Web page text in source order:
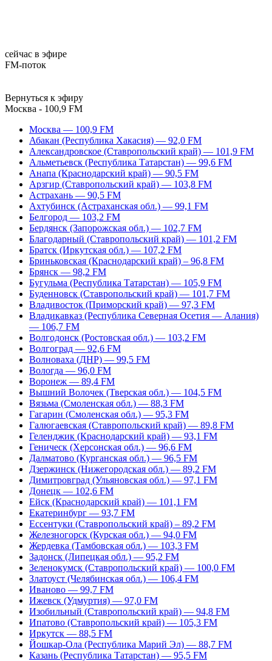
сейчас в эфире
FM-поток
Вернуться к эфиру
Москва - 100,9 FM
Москва — 100,9 FM
Абакан (Республика Хакасия) — 92,0 FM
Александровское (Ставропольский край) — 101,9 FM
Альметьевск (Республика Татарстан) — 99,6 FM
Анапа (Краснодарский край) — 90,5 FM
Арзгир (Ставропольский край) — 103,8 FM
Астрахань — 90,5 FM
Ахтубинск (Астраханская обл.) — 99,1 FM
Белгород — 103,2 FM
Бердянск (Запорожская обл.) — 102,7 FM
Благодарный (Ставропольский край) — 101,2 FM
Братск (Иркутская обл.) — 107,2 FM
Бриньковская (Краснодарский край) – 96,8 FM
Брянск — 98,2 FM
Бугульма (Республика Татарстан) — 105,9 FM
Буденновск (Ставропольский край) — 101,7 FM
Владивосток (Приморский край) — 97,3 FM
Владикавказ (Республика Северная Осетия — Алания)
— 106,7 FM
Волгодонск (Ростовская обл.) — 103,2 FM
Волгоград — 92,6 FM
Волноваха (ДНР) — 99,5 FM
Вологда — 96,0 FM
Воронеж — 89,4 FM
Вышний Волочек (Тверская обл.) — 104,5 FM
Вязьма (Смоленская обл.) — 88,3 FM
Гагарин (Смоленская обл.) — 95,3 FM
Галюгаевская (Ставропольский край) — 89,8 FM
Геленджик (Краснодарский край) — 93,1 FM
Геническ (Херсонская обл.) — 96,6 FM
Далматово (Курганская обл.) — 96,5 FM
Дзержинск (Нижегородская обл.) — 89,2 FM
Димитровград (Ульяновская обл.) — 97,1 FM
Донецк — 102,6 FM
Ейск (Краснодарский край) — 101,1 FM
Екатеринбург — 93,7 FM
Ессентуки (Ставропольский край) – 89,2 FM
Железногорск (Курская обл.) — 94,0 FM
Жердевка (Тамбовская обл.) — 103,3 FM
Задонск (Липецкая обл.) — 95,2 FM
Зеленокумск (Ставропольский край) — 100,0 FM
Златоуст (Челябинская обл.) — 106,4 FM
Иваново — 99,7 FM
Ижевск (Удмуртия) — 97,0 FM
Изобильный (Ставропольский край) — 94,8 FM
Ипатово (Ставропольский край) — 105,3 FM
Иркутск — 88,5 FM
Йошкар-Ола (Республика Марий Эл) — 88,7 FM
Казань (Республика Татарстан) — 95,5 FM